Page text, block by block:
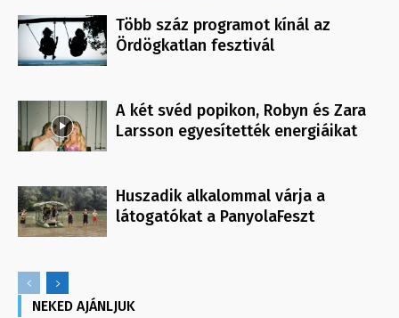
Több száz programot kínál az
Ördögkatlan fesztivál
A két svéd popikon, Robyn és Zara
Larsson egyesítették energiáikat
Huszadik alkalommal várja a
látogatókat a PanyolaFeszt
NEKED AJÁNLJUK